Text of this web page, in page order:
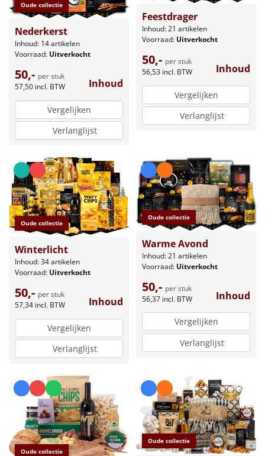
Oude collectie
Nederkerst
Inhoud: 14 artikelen
Voorraad: Uitverkocht
50,- per stuk
57,50 incl. BTW Inhoud
Vergelijken
Verlanglijst
Feestdrager
Inhoud: 21 artikelen
Voorraad: Uitverkocht
50,- per stuk
56,53 incl. BTW Inhoud
Vergelijken
Verlanglijst
Oude collectie
Winterlicht
Inhoud: 34 artikelen
Voorraad: Uitverkocht
50,- per stuk
57,34 incl. BTW Inhoud
Vergelijken
Verlanglijst
Oude collectie
Warme Avond
Inhoud: 21 artikelen
Voorraad: Uitverkocht
50,- per stuk
56,37 incl. BTW Inhoud
Vergelijken
Verlanglijst
Oude collectie
Oude collectie